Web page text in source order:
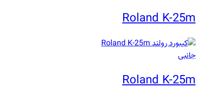
Roland K-25m
جانبی
Roland K-25m